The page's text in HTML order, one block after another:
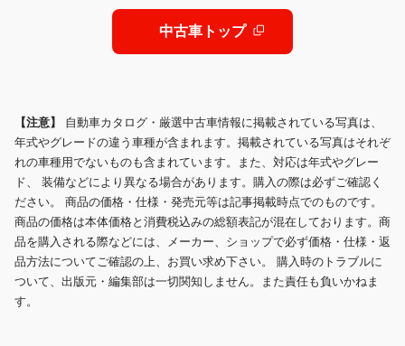
ーラー車・運転席エアバッグ
中古車トップ
【注意】 自動車カタログ・厳選中古車情報に掲載されている写真は、
年式やグレードの違う車種が含まれます。掲載されている写真はそれぞ
れの車種用でないものも含まれています。また、対応は年式やグレー
ド、 装備などにより異なる場合があります。購入の際は必ずご確認く
ださい。 商品の価格・仕様・発売元等は記事掲載時点でのものです。
商品の価格は本体価格と消費税込みの総額表記が混在しております。商
品を購入される際などには、メーカー、ショップで必ず価格・仕様・返
品方法についてご確認の上、お買い求め下さい。 購入時のトラブルに
ついて、出版元・編集部は一切関知しません。また責任も負いかねま
す。